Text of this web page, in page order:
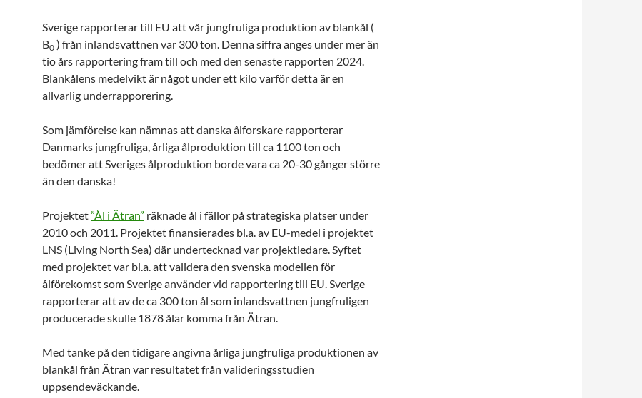
Sverige rapporterar till EU att vår jungfruliga produktion av blankål (
B0 ) från inlandsvattnen var 300 ton. Denna siffra anges under mer än
tio års rapportering fram till och med den senaste rapporten 2024.
Blankålens medelvikt är något under ett kilo varför detta är en
allvarlig underrapporering.
Som jämförelse kan nämnas att danska ålforskare rapporterar
Danmarks jungfruliga, årliga ålproduktion till ca 1100 ton och
bedömer att Sveriges ålproduktion borde vara ca 20-30 gånger större
än den danska!
Projektet”Ål i Ätran” räknade ål i fällor på strategiska platser under
2010 och 2011. Projektet finansierades bl.a. av EU-medel i projektet
LNS (Living North Sea) där undertecknad var projektledare. Syftet
med projektet var bl.a. att validera den svenska modellen för
ålförekomst som Sverige använder vid rapportering till EU. Sverige
rapporterar att av de ca 300 ton ål som inlandsvattnen jungfruligen
producerade skulle 1878 ålar komma från Ätran.
Med tanke på den tidigare angivna årliga jungfruliga produktionen av
blankål från Ätran var resultatet från valideringsstudien
uppsendeväckande.